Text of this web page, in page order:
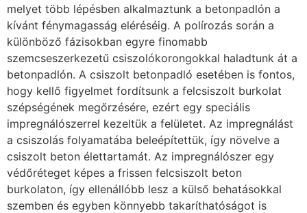
melyet több lépésben alkalmaztunk a betonpadlón a
kívánt fénymagasság eléréséig. A polírozás során a
különböző fázisokban egyre finomabb
szemcseszerkezetű csiszolókorongokkal haladtunk át a
betonpadlón. A csiszolt betonpadló esetében is fontos,
hogy kellő figyelmet fordítsunk a felcsiszolt burkolat
szépségének megőrzésére, ezért egy speciális
impregnálószerrel kezeltük a felületet. Az impregnálást
a csiszolás folyamatába beleépítettük, így növelve a
csiszolt beton élettartamát. Az impregnálószer egy
védőréteget képes a frissen felcsiszolt beton
burkolaton, így ellenállóbb lesz a külső behatásokkal
szemben és egyben könnyebb takaríthatóságot is